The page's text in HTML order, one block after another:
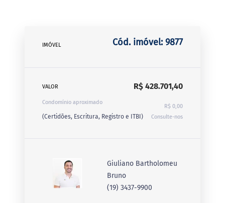
IMÓVEL Cód. imóvel: 9877
VALOR R$ 428.701,40
Condomínio aproximado
R$ 0,00
(Certidões, Escritura, Registro e ITBI) Consulte-nos
Giuliano Bartholomeu
Bruno
(19) 3437-9900